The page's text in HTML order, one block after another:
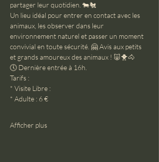
partager leur quotidien. 🐄🐔
Un lieu idéal pour entrer en contact avec les
animaux, les observer dans leur
environnement naturel et passer un moment
convivial en toute sécurité. 🤗 Avis aux petits
et grands amoureux des animaux ! 🐷🐥🐴
🕔 Dernière entrée à 16h.
Tarifs :
* Visite Libre :
* Adulte : 6 €
Afficher plus